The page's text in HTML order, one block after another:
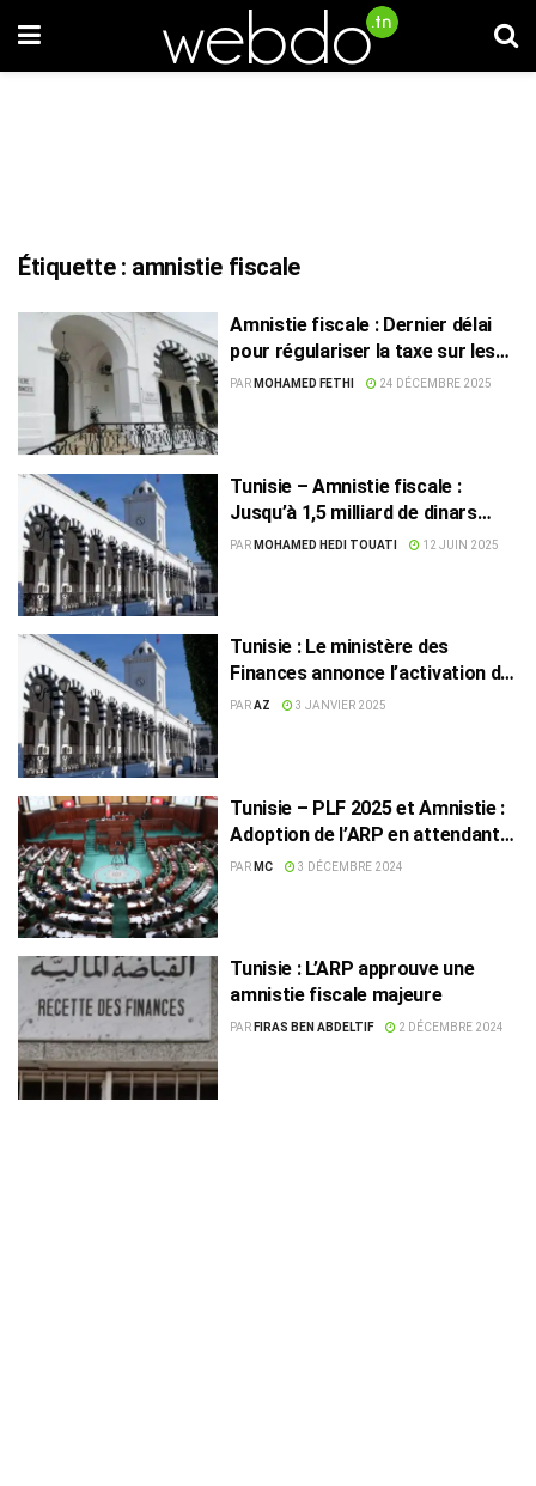
Étiquette : amnistie fiscale
Amnistie fiscale : Dernier délai
pour régulariser la taxe sur les
immeubles bâtis
PAR MOHAMED FETHI 24 DÉCEMBRE 2025
Tunisie – Amnistie fiscale :
Jusqu’à 1,5 milliard de dinars
pour renflouer les caisses de
PAR MOHAMED HEDI TOUATI 12 JUIN 2025
Tunisie : Le ministère des
Finances annonce l’activation de
l’amnistie fiscale
PARAZ 3 JANVIER 2025
Tunisie – PLF 2025 et Amnistie :
Adoption de l’ARP en attendant
l’approbation du CNRD
PAR MC 3 DÉCEMBRE 2024
Tunisie : L’ARP approuve une
amnistie fiscale majeure
PAR FIRAS BEN ABDELTIF 2 DÉCEMBRE 2024